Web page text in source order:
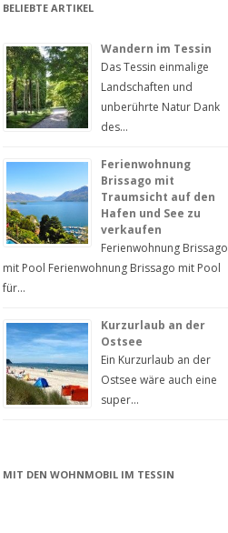
BELIEBTE ARTIKEL
Wandern im Tessin
Das Tessin einmalige
Landschaften und
unberührte Natur Dank
des…
Ferienwohnung
Brissago mit
Traumsicht auf den
Hafen und See zu
verkaufen
Ferienwohnung Brissago
mit Pool Ferienwohnung Brissago mit Pool
für…
Kurzurlaub an der
Ostsee
Ein Kurzurlaub an der
Ostsee wäre auch eine
super…
MIT DEN WOHNMOBIL IM TESSIN